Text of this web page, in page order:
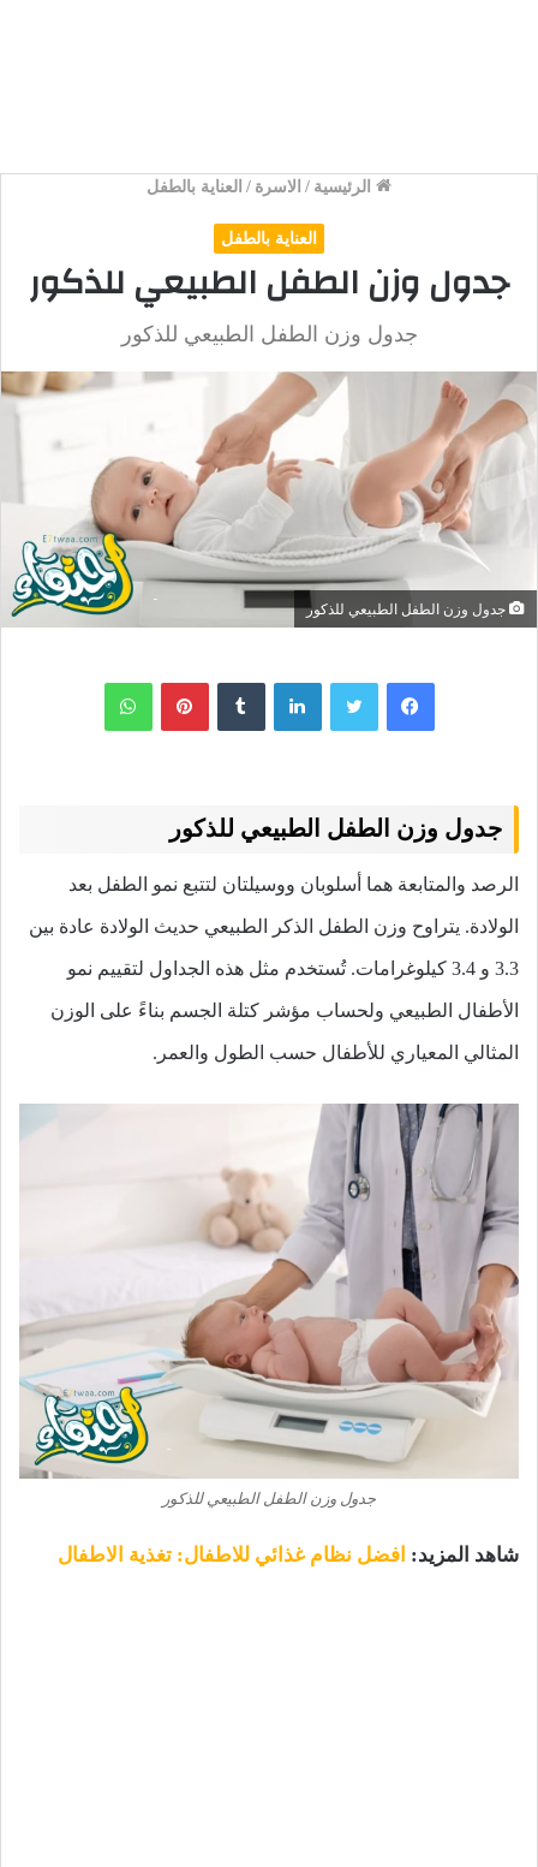
الرئيسية / الاسرة / العناية بالطفل
العناية بالطفل
جدول وزن الطفل الطبيعي للذكور
جدول وزن الطفل الطبيعي للذكور
جدول وزن الطفل الطبيعي للذكور
لينكدإن ‏Tumblr بينتيريستواتساب
جدول وزن الطفل الطبيعي للذكور
الرصد والمتابعة هما أسلوبان ووسيلتان لتتبع نمو الطفل بعد
الولادة. يتراوح وزن الطفل الذكر الطبيعي حديث الولادة عادة بين
3.3 و 3.4 كيلوغرامات. تُستخدم مثل هذه الجداول لتقييم نمو
الأطفال الطبيعي ولحساب مؤشر كتلة الجسم بناءً على الوزن
المثالي المعياري للأطفال حسب الطول والعمر.
جدول وزن الطفل الطبيعي للذكور
شاهد المزيد: افضل نظام غذائي للاطفال: تغذية الاطفال